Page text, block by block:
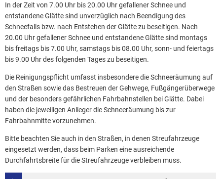
In der Zeit von 7.00 Uhr bis 20.00 Uhr gefallener Schnee und
entstandene Glätte sind unverzüglich nach Beendigung des
Schneefalls bzw. nach Entstehen der Glätte zu beseitigen. Nach
20.00 Uhr gefallener Schnee und entstandene Glätte sind montags
bis freitags bis 7.00 Uhr, samstags bis 08.00 Uhr, sonn- und feiertags
bis 9.00 Uhr des folgenden Tages zu beseitigen.
Die Reinigungspflicht umfasst insbesondere die Schneeräumung auf
den Straßen sowie das Bestreuen der Gehwege, Fußgängerüberwege
und der besonders gefährlichen Fahrbahnstellen bei Glätte. Dabei
haben die jeweiligen Anlieger die Schneeräumung bis zur
Fahrbahnmitte vorzunehmen.
Bitte beachten Sie auch in den Straßen, in denen Streufahrzeuge
eingesetzt werden, dass beim Parken eine ausreichende
Durchfahrtsbreite für die Streufahrzeuge verbleiben muss.